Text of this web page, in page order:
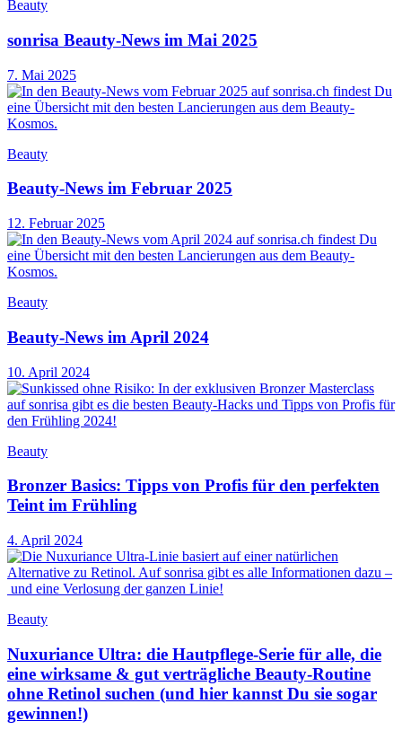
Beauty
sonrisa Beauty-News im Mai 2025
7. Mai 2025
Beauty
Beauty-News im Februar 2025
12. Februar 2025
Beauty
Beauty-News im April 2024
10. April 2024
Beauty
Bronzer Basics: Tipps von Profis für den perfekten
Teint im Frühling
4. April 2024
Beauty
Nuxuriance Ultra: die Hautpflege-Serie für alle, die
eine wirksame & gut verträgliche Beauty-Routine
ohne Retinol suchen (und hier kannst Du sie sogar
gewinnen!)